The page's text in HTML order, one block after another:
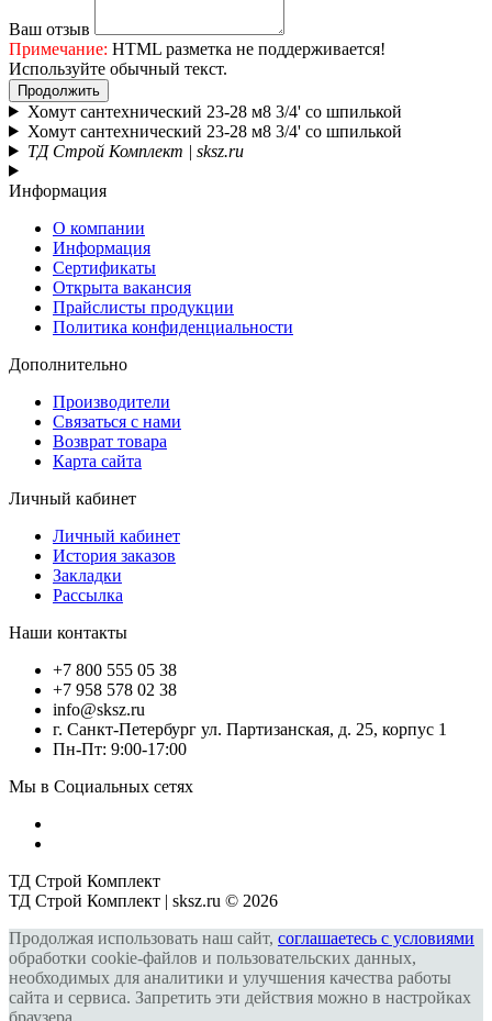
Ваш отзыв
Примечание: HTML разметка не поддерживается!
Используйте обычный текст.
Продолжить
Хомут сантехнический 23-28 м8 3/4' со шпилькой
Хомут сантехнический 23-28 м8 3/4' со шпилькой
ТД Строй Комплект | sksz.ru
Информация
О компании
Информация
Сертификаты
Открыта вакансия
Прайслисты продукции
Политика конфиденциальности
Дополнительно
Производители
Связаться с нами
Возврат товара
Карта сайта
Личный кабинет
Личный кабинет
История заказов
Закладки
Рассылка
Наши контакты
+7 800 555 05 38
+7 958 578 02 38
info@sksz.ru
г. Санкт-Петербург ул. Партизанская, д. 25, корпус 1
Пн-Пт: 9:00-17:00
Мы в Социальных сетях
ТД Строй Комплект
ТД Строй Комплект | sksz.ru © 2026
Продолжая использовать наш сайт, соглашаетесь с условиями
обработки cookie-файлов и пользовательских данных,
необходимых для аналитики и улучшения качества работы
сайта и сервиса. Запретить эти действия можно в настройках
браузера.